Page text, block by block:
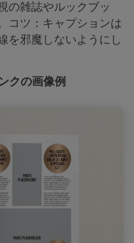
の雑誌やルックブッ
コツ：キャプションは
を邪魔しないようにし
クの画像例